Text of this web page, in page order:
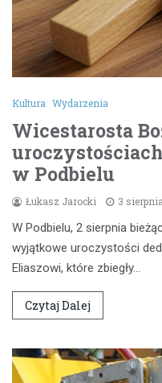
Kultura Wydarzenia
Wicestarosta
w Podbielu
Łukasz Jarocki 3
W Podbielu, 2 sierpnia
wyjątkowe uroczystości
Eliaszowi, które zbiegły…
Czytaj Dalej